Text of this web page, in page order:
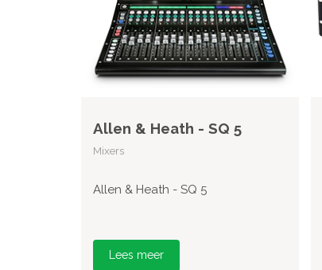
Allen & Heath - SQ 5
Mixers
Allen & Heath - SQ 5
Lees meer